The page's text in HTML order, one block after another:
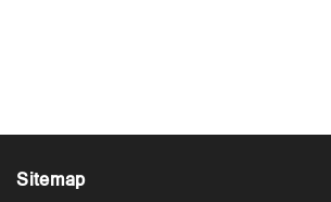
Sitemap